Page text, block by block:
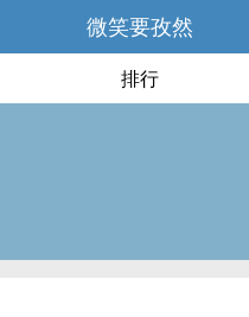
微笑要孜然
排行